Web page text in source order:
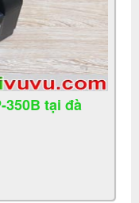
350B tại đà